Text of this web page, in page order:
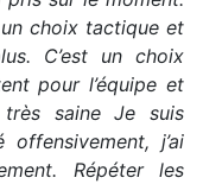
un choix tactique et
C’est un choix
pour l’équipe et
très saine Je suis
offensivement, j’ai
Répéter les